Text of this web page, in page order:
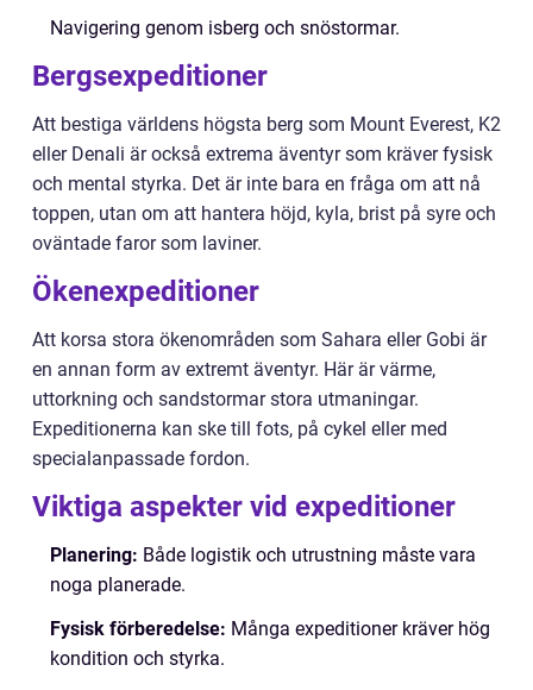
Navigering genom isberg och snöstormar.
Bergsexpeditioner
Att bestiga världens högsta berg som Mount Everest, K2
eller Denali är också extrema äventyr som kräver fysisk
och mental styrka. Det är inte bara en fråga om att nå
toppen, utan om att hantera höjd, kyla, brist på syre och
oväntade faror som laviner.
Ökenexpeditioner
Att korsa stora ökenområden som Sahara eller Gobi är
en annan form av extremt äventyr. Här är värme,
uttorkning och sandstormar stora utmaningar.
Expeditionerna kan ske till fots, på cykel eller med
specialanpassade fordon.
Viktiga aspekter vid expeditioner
Planering: Både logistik och utrustning måste vara
noga planerade.
Fysisk förberedelse: Många expeditioner kräver hög
kondition och styrka.